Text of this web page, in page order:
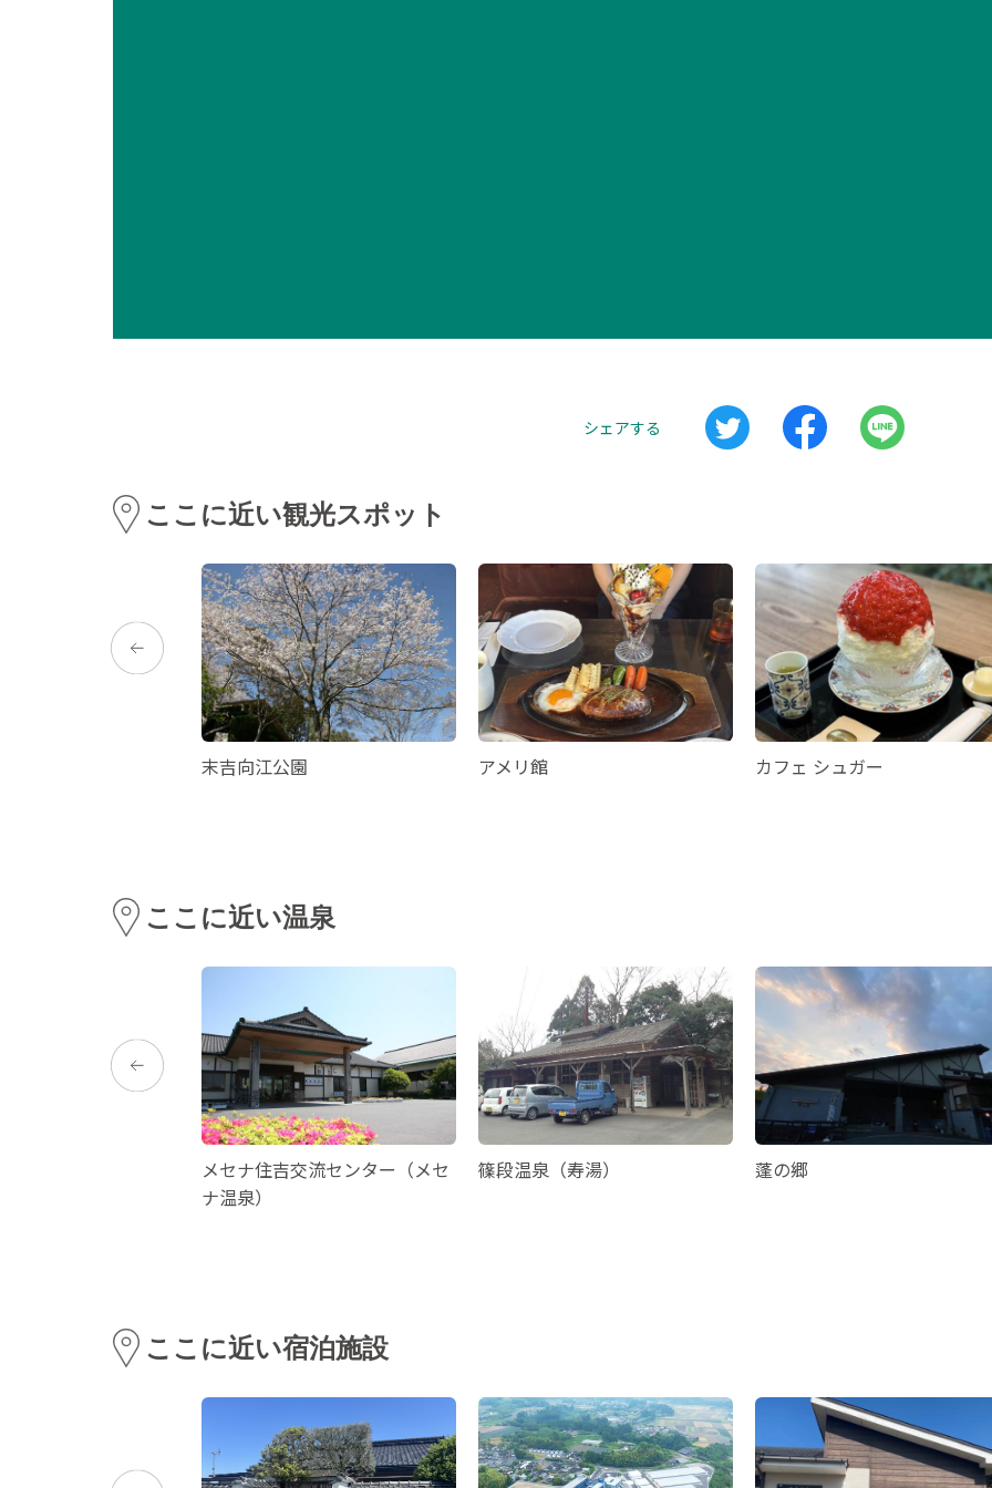
シェアする
ここに近い観光スポット
末吉向江公園 アメリ館 カフェ シュガー
ここに近い温泉
メセナ住吉交流センター（メセ
ナ温泉）
篠段温泉（寿湯） 蓬の郷
ここに近い宿泊施設